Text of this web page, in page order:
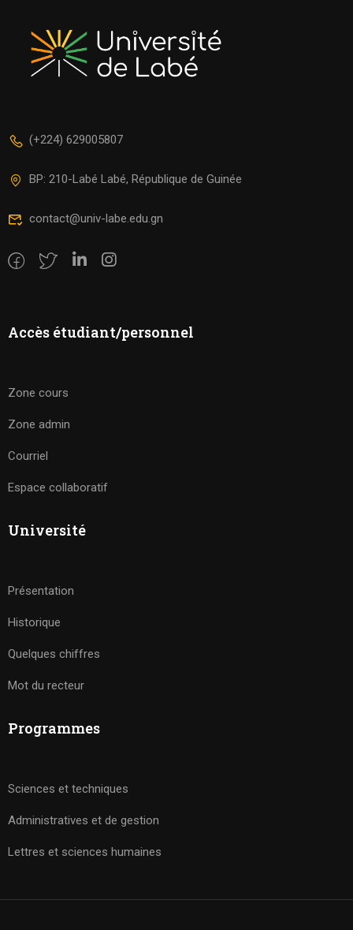
(+224) 629005807
BP: 210-Labé Labé, République de Guinée
contact@univ-labe.edu.gn
Accès étudiant/personnel
Zone cours
Zone admin
Courriel
Espace collaboratif
Université
Présentation
Historique
Quelques chiffres
Mot du recteur
Programmes
Sciences et techniques
Administratives et de gestion
Lettres et sciences humaines